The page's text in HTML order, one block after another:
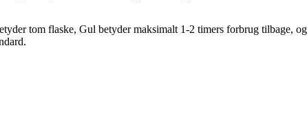
tom flaske, Gul betyder maksimalt 1-2 timers forbrug tilbage, og